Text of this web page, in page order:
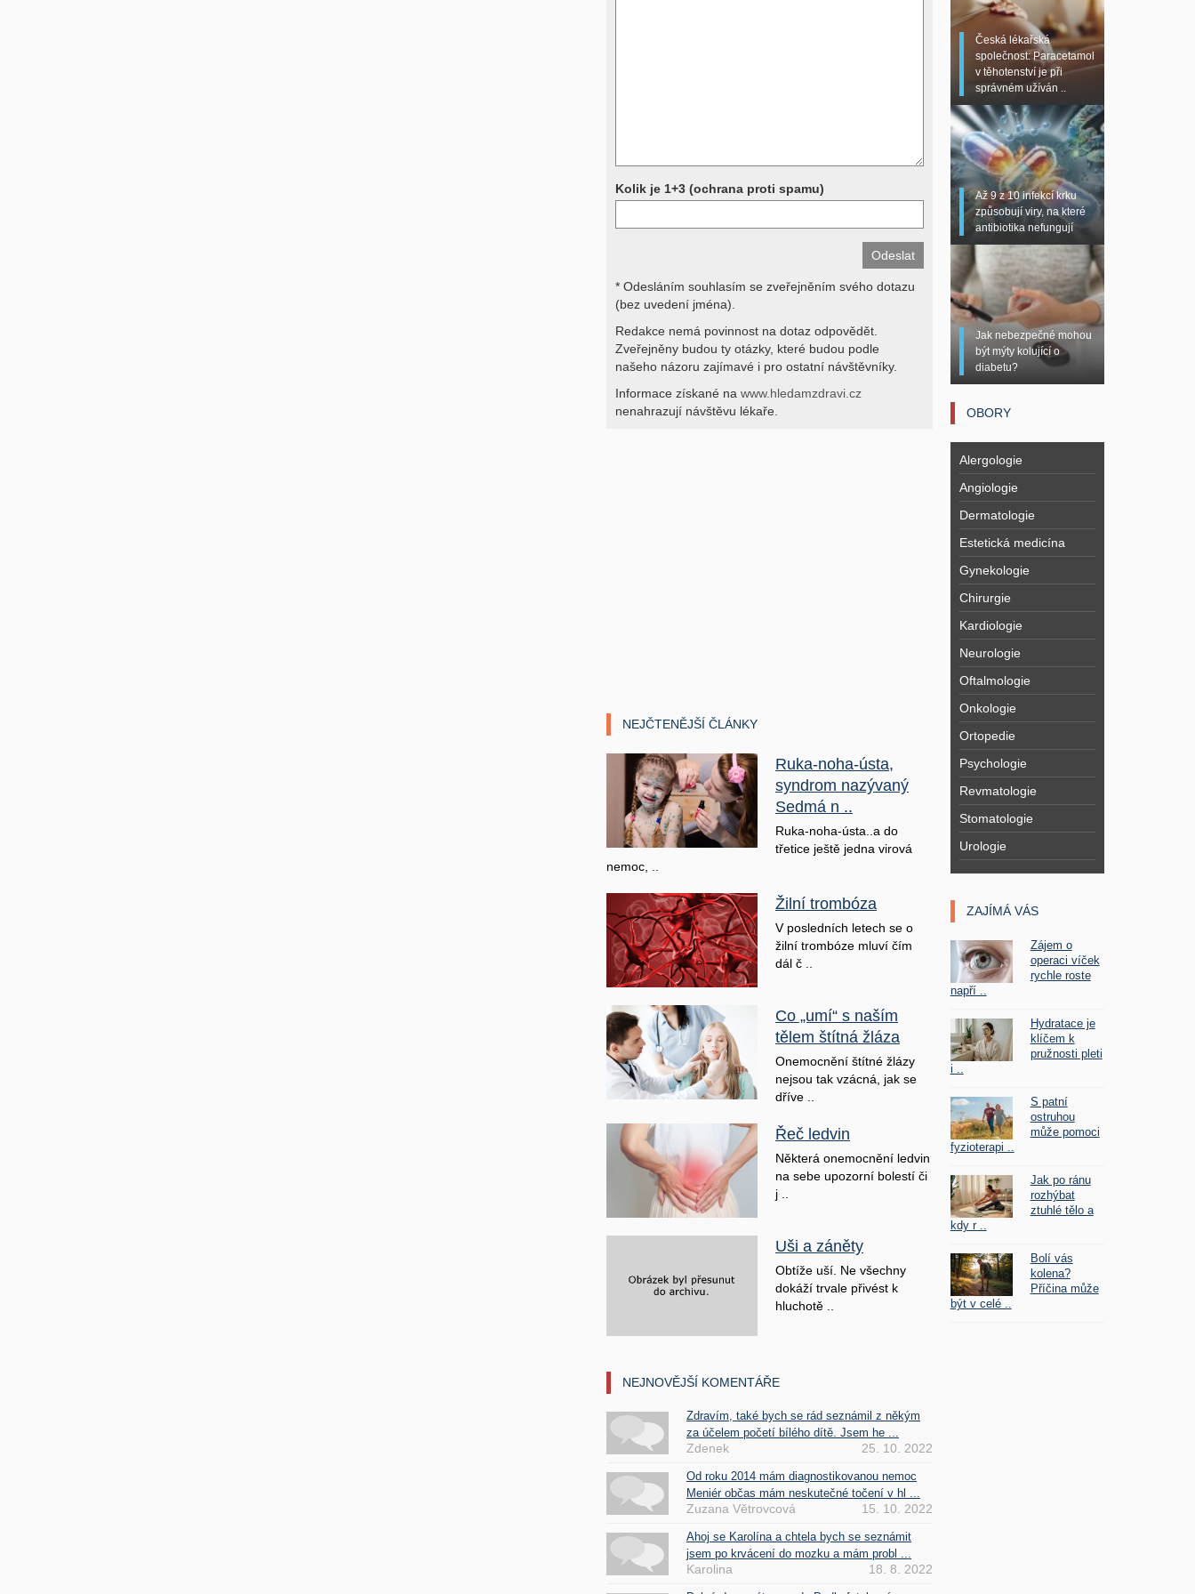
Děkujeme za pochopení
Kolik je 1+3 (ochrana proti spamu)
* Odesláním souhlasím se zveřejněním svého dotazu
(bez uvedení jména).
Redakce nemá povinnost na dotaz odpovědět.
Zveřejněny budou ty otázky, které budou podle
našeho názoru zajímavé i pro ostatní návštěvníky.
Informace získané na www.hledamzdravi.cz
nenahrazují návštěvu lékaře.
NEJČTENĚJŠÍ ČLÁNKY
Ruka-noha-ústa,
syndrom nazývaný
Sedmá n ..
Ruka-noha-ústa..a do
třetice ještě jedna virová
nemoc, ..
Žilní trombóza
V posledních letech se o
žilní trombóze mluví čím
dál č ..
Co „umí“ s naším
tělem štítná žláza
Onemocnění štítné žlázy
nejsou tak vzácná, jak se
dříve ..
Řeč ledvin
Některá onemocnění ledvin
na sebe upozorní bolestí či
j ..
Uši a záněty
Obtíže uší. Ne všechny
dokáží trvale přivést k
hluchotě ..
NEJNOVĚJŠÍ KOMENTÁŘE
Zdravím, také bych se rád seznámil z někým
za účelem početí bílého dítě. Jsem he ...
Zdenek 25. 10. 2022
Od roku 2014 mám diagnostikovanou nemoc
Meniér občas mám neskutečné točení v hl ...
Zuzana Větrovcová 15. 10. 2022
Ahoj se Karolína a chtela bych se seznámit
jsem po krvácení do mozku a mám probl ...
Karolina 18. 8. 2022
Česká lékařská
společnost: Paracetamol
v těhotenství je při
správném užíván ..
Až 9 z 10 infekcí krku
způsobují viry, na které
antibiotika nefungují
Jak nebezpečné mohou
být mýty kolující o
diabetu?
OBORY
Alergologie
Angiologie
Dermatologie
Estetická medicína
Gynekologie
Chirurgie
Kardiologie
Neurologie
Oftalmologie
Onkologie
Ortopedie
Psychologie
Revmatologie
Stomatologie
Urologie
ZAJÍMÁ VÁS
Zájem o
operaci víček
rychle roste
napří ..
Hydratace je
klíčem k
pružnosti pleti
i ..
S patní
ostruhou
může pomoci
fyzioterapi ..
Jak po ránu
rozhýbat
ztuhlé tělo a
kdy r ..
Bolí vás
kolena?
Příčina může
být v celé ..